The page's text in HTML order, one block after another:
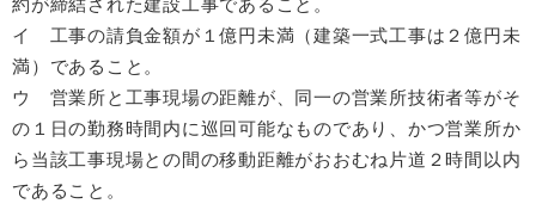
約が締結された建設工事であること。
イ 工事の請負金額が１億円未満（建築一式工事は２億円未
満）であること。
ウ 営業所と工事現場の距離が、同一の営業所技術者等がそ
の１日の勤務時間内に巡回可能なものであり、かつ営業所か
ら当該工事現場との間の移動距離がおおむね片道２時間以内
であること。